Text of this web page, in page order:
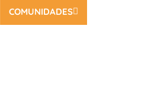
COMUNIDADES